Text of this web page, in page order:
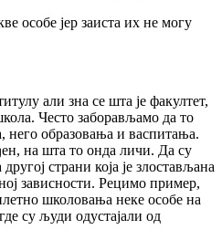
особе јер заиста их не могу
али зна се шта је факултет,
Често заборављамо да то
него образовања и васпитања.
на шта то онда личи. Да су
страни која је злостављана
зависности. Рецимо пример,
школовања неке особе на
су људи одустајали од